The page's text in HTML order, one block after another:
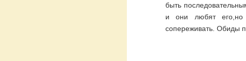
быть
и они любят его,но
сопереживать. Обиды